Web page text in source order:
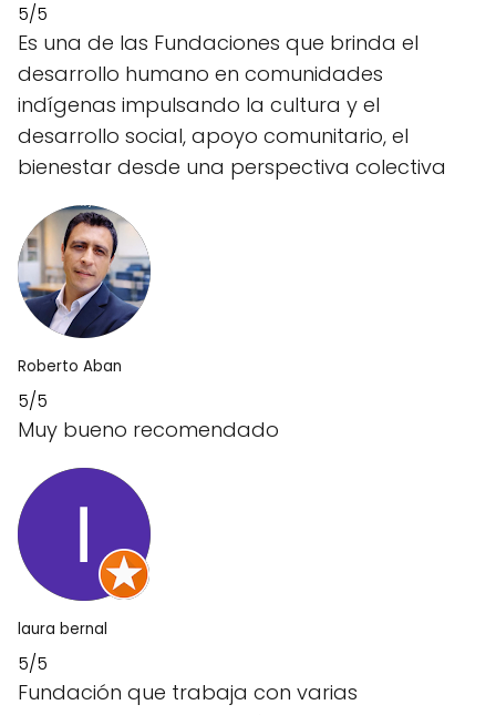
5/5
Es una de las Fundaciones que brinda el
desarrollo humano en comunidades
indígenas impulsando la cultura y el
desarrollo social, apoyo comunitario, el
bienestar desde una perspectiva colectiva
Roberto Aban
5/5
Muy bueno recomendado
laura bernal
5/5
Fundación que trabaja con varias